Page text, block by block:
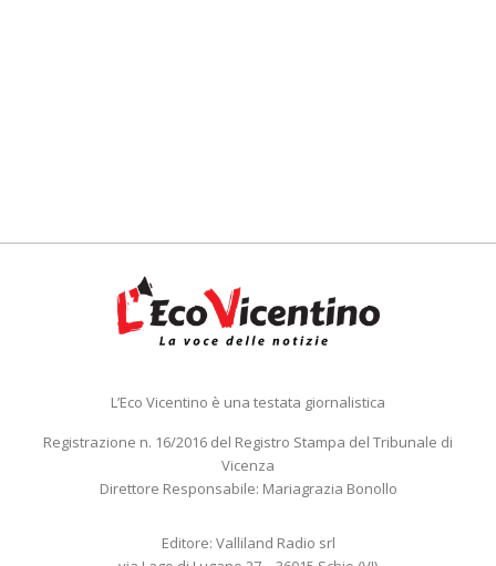
L’Eco Vicentino è una testata giornalistica
Registrazione n. 16/2016 del Registro Stampa del Tribunale di
Vicenza
Direttore Responsabile: Mariagrazia Bonollo
Editore: Valliland Radio srl